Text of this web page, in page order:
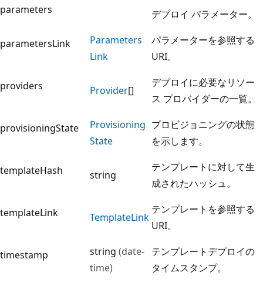
parameters
デプロイ パラメーター。
parametersLink
Parameters
Link
パラメーターを参照する
URI。
providers Provider[]
デプロイに必要なリソー
ス プロバイダーの一覧。
provisioningState
Provisioning
State
プロビジョニングの状態
を示します。
templateHash string
テンプレートに対して生
成されたハッシュ。
templateLink TemplateLink
テンプレートを参照する
URI。
timestamp string (date-
time)
テンプレートデプロイの
タイムスタンプ。